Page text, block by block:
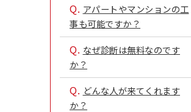
Q. アパートやマンションの工
事も可能ですか？
Q. なぜ診断は無料なのです
か？
Q. どんな人が来てくれます
か？